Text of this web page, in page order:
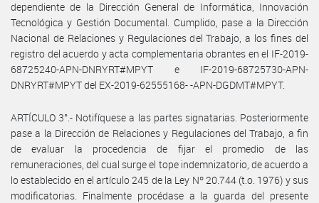
dependiente de la Dirección General de Informática, Innovación
Tecnológica y Gestión Documental. Cumplido, pase a la Dirección
Nacional de Relaciones y Regulaciones del Trabajo, a los fines del
registro del acuerdo y acta complementaria obrantes en el IF-2019-
68725240-APN-DNRYRT#MPYT e IF-2019-68725730-APN-
DNRYRT#MPYT del EX-2019-62555168- -APN-DGDMT#MPYT.
ARTÍCULO 3°.- Notifíquese a las partes signatarias. Posteriormente
pase a la Dirección de Relaciones y Regulaciones del Trabajo, a fin
de evaluar la procedencia de fijar el promedio de las
remuneraciones, del cual surge el tope indemnizatorio, de acuerdo a
lo establecido en el artículo 245 de la Ley Nº 20.744 (t.o. 1976) y sus
modificatorias. Finalmente procédase a la guarda del presente